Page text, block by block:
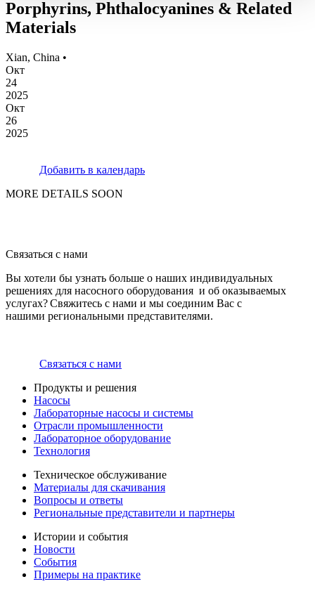
Porphyrins, Phthalocyanines & Related
Materials
Xian, China •
Окт
24
2025
Окт
26
2025
Добавить в календарь
MORE DETAILS SOON
Связаться с нами
Вы хотели бы узнать больше о наших индивидуальных
решениях для насосного оборудования и об оказываемых
услугах? Свяжитесь с нами и мы соединим Вас с
нашими региональными представителями.
Связаться с нами
Продукты и решения
Насосы
Лабораторные насосы и системы
Отрасли промышленности
Лабораторное оборудование
Технология
Техническое обслуживание
Материалы для скачивания
Вопросы и ответы
Региональные представители и партнеры
Истории и события
Новости
События
Примеры на практике